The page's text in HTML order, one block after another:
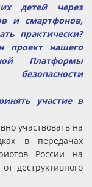
детей через
и смартфонов,
практически?
проект нашего
Платформы
безопасности
участие в
участвовать на
в передачах
России на
деструктивного